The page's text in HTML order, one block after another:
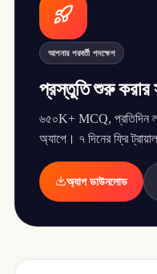
আপনার পরবর্তী পদক্ষেপ
প্রস্তুতি শুরু করার
৬৫০K+ MCQ, প্রতিদিন
অ্যাপে। ৭ দিনের ফ্রি
অ্যাপ ডাউনলোড